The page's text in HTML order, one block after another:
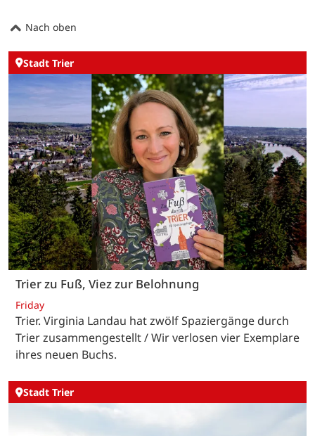
Nach oben
Stadt Trier
Trier zu Fuß, Viez zur Belohnung
Friday
Trier. Virginia Landau hat zwölf Spaziergänge durch
Trier zusammengestellt / Wir verlosen vier Exemplare
ihres neuen Buchs.
Stadt Trier